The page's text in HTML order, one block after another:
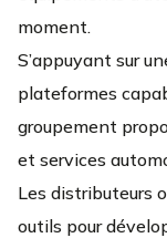
moment.
S’appuyant sur
plateformes
groupement
et services
Les distributeurs
outils pour